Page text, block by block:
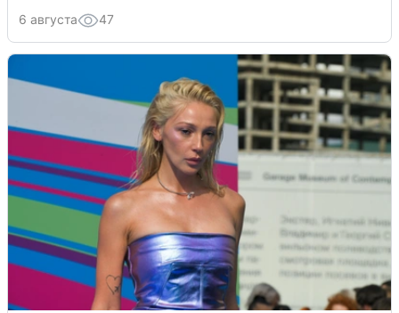
6 августа 47